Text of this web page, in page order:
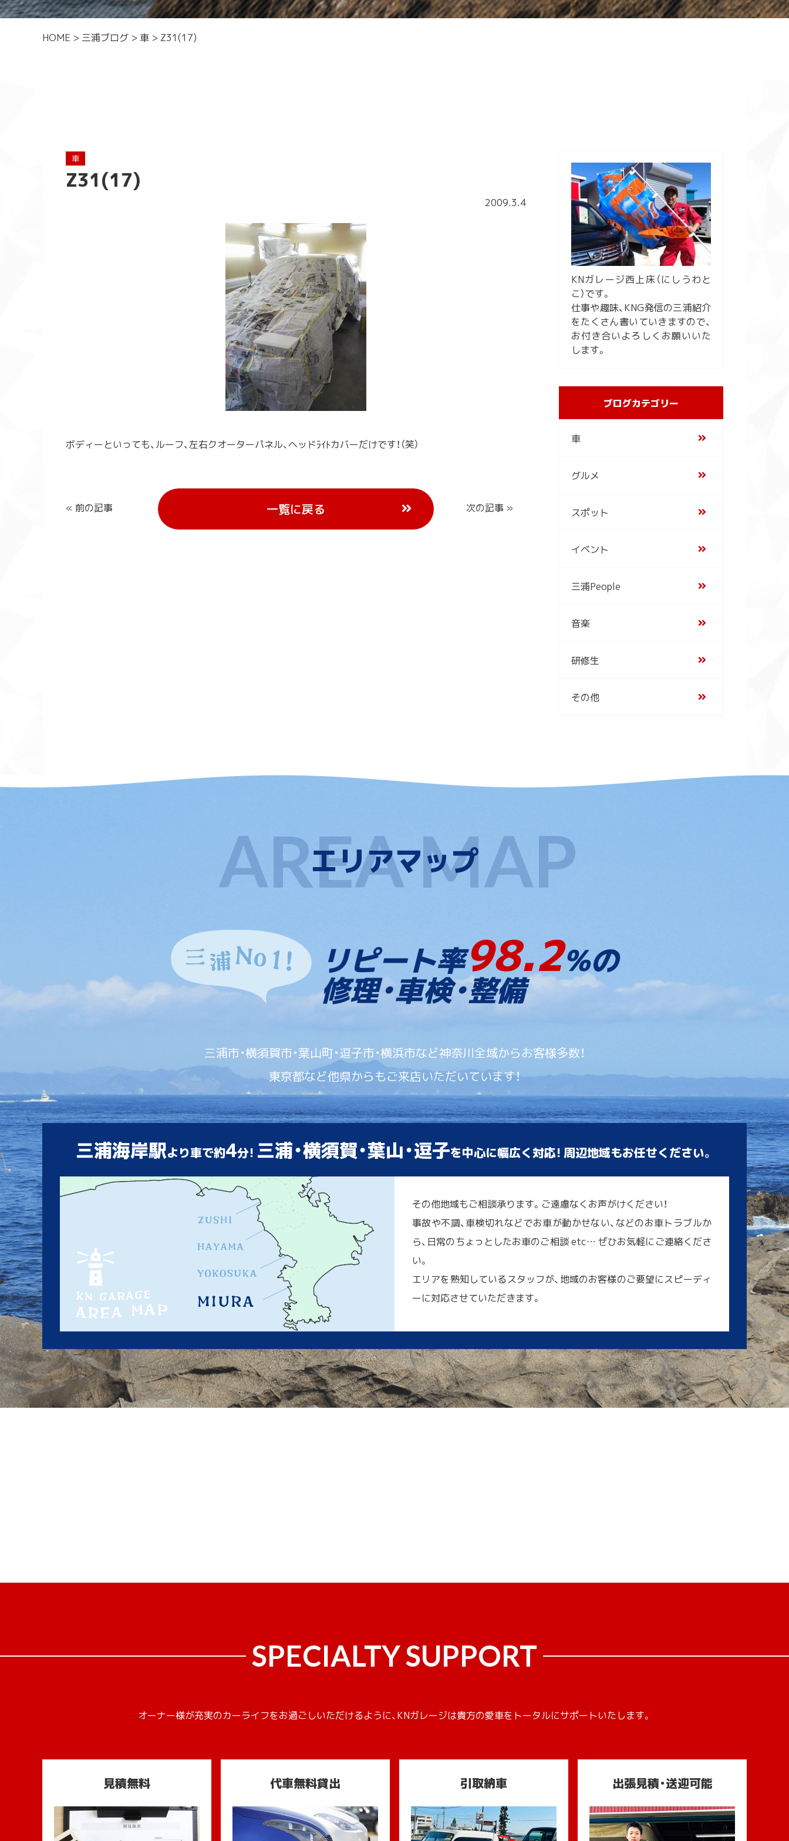
HOME > 三浦ブログ > 車 > Z31(17)
車
Z31(17)
2009.3.4
ボディーといっても、ルーフ、左右クオーターパネル、ヘッドﾗｲﾄカバーだけです！（笑）
« 前の記事 一覧に戻る 次の記事 »
KNガレージ西上床（にしうわと
こ）です。
仕事や趣味、KNG発信の三浦紹介
をたくさん書いていきますので、
お付き合いよろしくお願いいた
します。
ブログカテゴリー
車
グルメ
スポット
イベント
三浦People
音楽
研修生
その他
エリアマップ
リピート率98.2%の
修理・車検・整備
三浦市・横須賀市・葉山町・逗子市・横浜市など神奈川全域からお客様多数！
東京都など他県からもご来店いただいています！
三浦海岸駅より車で約4分! 三浦・横須賀・葉山・逗子を中心に幅広く対応! 周辺地域もお任せください。
その他地域もご相談承ります。ご遠慮なくお声がけください！
事故や不調、車検切れなどでお車が動かせない、などのお車トラブルか
ら、日常のちょっとしたお車のご相談 etc… ぜひお気軽にご連絡くださ
い。
エリアを熟知しているスタッフが、地域のお客様のご要望にスピーディ
ーに対応させていただきます。
SPECIALTY SUPPORT
オーナー様が充実のカーライフをお過ごしいただけるように、KNガレージは貴方の愛車をトータルにサポートいたします。
見積無料 代車無料貸出 引取納車 出張見積・送迎可能